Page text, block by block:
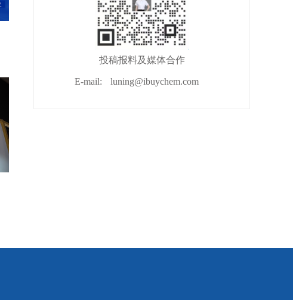
投稿报料及媒体合作
E-mail: luning@ibuychem.com